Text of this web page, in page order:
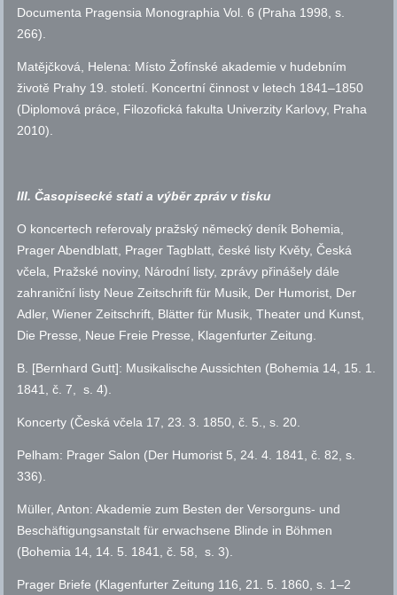
Documenta Pragensia Monographia Vol. 6 (Praha 1998, s.
266).
Matějčková, Helena: Místo Žofínské akademie v hudebním
životě Prahy 19. století. Koncertní činnost v letech 1841–1850
(Diplomová práce, Filozofická fakulta Univerzity Karlovy, Praha
2010).
III. Časopisecké stati a výběr zpráv v tisku
O koncertech referovaly pražský německý deník Bohemia,
Prager Abendblatt, Prager Tagblatt, české listy Květy, Česká
včela, Pražské noviny, Národní listy, zprávy přinášely dále
zahraniční listy Neue Zeitschrift für Musik, Der Humorist, Der
Adler, Wiener Zeitschrift, Blätter für Musik, Theater und Kunst,
Die Presse, Neue Freie Presse, Klagenfurter Zeitung.
B. [Bernhard Gutt]: Musikalische Aussichten (Bohemia 14, 15. 1.
1841,č. 7, s. 4).
Koncerty (Česká včela 17, 23. 3. 1850,č. 5., s. 20.
Pelham: Prager Salon (Der Humorist 5, 24. 4. 1841,č. 82, s.
336).
Müller, Anton: Akademie zum Besten der Versorguns- und
Beschäftigungsanstalt für erwachsene Blinde in Böhmen
(Bohemia 14, 14. 5. 1841,č. 58, s. 3).
Prager Briefe (Klagenfurter Zeitung 116, 21. 5. 1860, s. 1–2